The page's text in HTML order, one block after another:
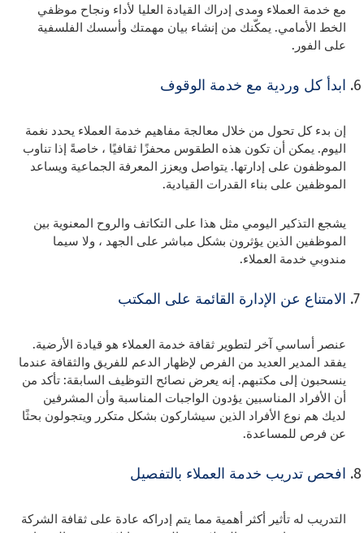
مع خدمة العملاء ومدى إدراك القيادة العليا لأداء ونجاح موظفي
الخط الأمامي. يمكّنك من إنشاء بيان مهمتك وأسسك الفلسفية
على الفور.
ابدأ كل وردية مع خدمة الوقوف
إن بدء كل تحول من خلال معالجة مفاهيم خدمة العملاء يحدد نغمة
اليوم. يمكن أن تكون هذه الطقوس محفزًا ثقافيًا ، خاصةً إذا تناوب
الموظفون على إدارتها. يتواصل ويعزز المعرفة الجماعية ويساعد
الموظفين على بناء القدرات القيادية.
يشجع التذكير اليومي مثل هذا على التكاتف والروح المعنوية بين
الموظفين الذين يؤثرون بشكل مباشر على الجهد ، ولا سيما
مندوبي خدمة العملاء.
الامتناع عن الإدارة القائمة على المكتب
عنصر أساسي آخر لتطوير ثقافة خدمة العملاء هو قيادة الأرضية.
يفقد المدير العديد من الفرص لإظهار الدعم للفريق والثقافة عندما
ينسحبون إلى مكتبهم. إنه يعرض نصائح التوظيف السابقة: تأكد من
أن الأفراد المناسبين يؤدون الواجبات المناسبة وأن المشرفين
لديك هم نوع الأفراد الذين سيشاركون بشكل متكرر ويتجولون بحثًا
عن فرص للمساعدة.
افحص تدريب خدمة العملاء بالتفصيل
التدريب له تأثير أكثر أهمية مما يتم إدراكه عادة على ثقافة الشركة